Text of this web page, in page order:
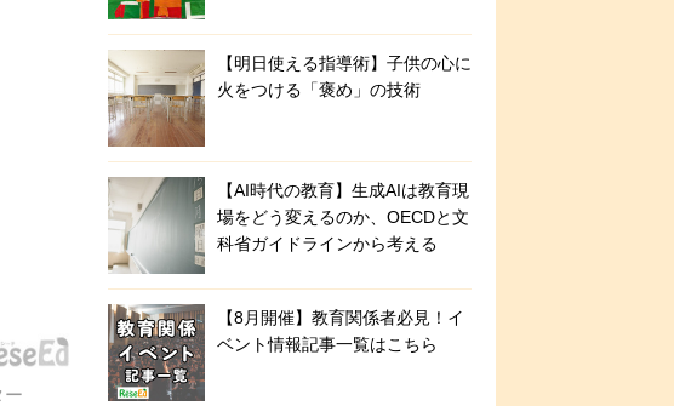
ー
【明日使える指導術】子供の心に
火をつける「褒め」の技術
【AI時代の教育】生成AIは教育現
場をどう変えるのか、OECDと文
科省ガイドラインから考える
【8月開催】教育関係者必見！イ
ベント情報記事一覧はこちら